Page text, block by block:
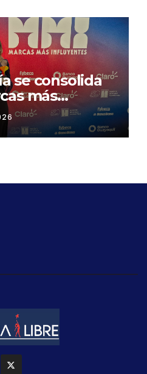
puente
Cornejo, en
se consolida
más
Ecuador